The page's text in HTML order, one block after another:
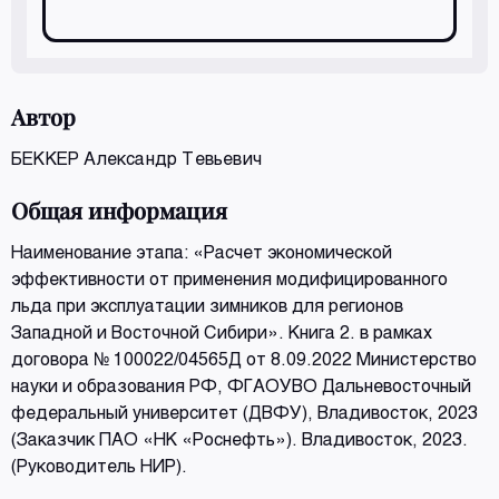
Автор
БЕККЕР Александр Тевьевич
Общая информация
Наименование этапа: «Расчет экономической
эффективности от применения модифицированного
льда при эксплуатации зимников для регионов
Западной и Восточной Сибири». Книга 2. в рамках
договора № 100022/04565Д от 8.09.2022 Министерство
науки и образования РФ, ФГАОУВО Дальневосточный
федеральный университет (ДВФУ), Владивосток, 2023
(Заказчик ПАО «НК «Роснефть»). Владивосток, 2023.
(Руководитель НИР).